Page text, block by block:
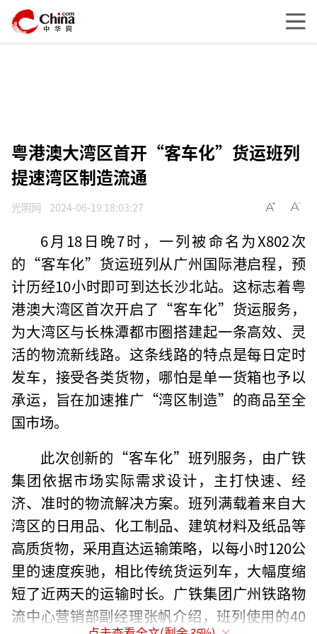
粤港澳大湾区首开“客车化”货运班列
提速湾区制造流通
光明网 2024-06-19 18:03:27
6月18日晚7时，一列被命名为X802次
的“客车化”货运班列从广州国际港启程，预
计历经10小时即可到达长沙北站。这标志着粤
港澳大湾区首次开启了“客车化”货运服务，
为大湾区与长株潭都市圈搭建起一条高效、灵
活的物流新线路。这条线路的特点是每日定时
发车，接受各类货物，哪怕是单一货箱也予以
承运，旨在加速推广“湾区制造”的商品至全
国市场。
此次创新的“客车化”班列服务，由广铁
集团依据市场实际需求设计，主打快速、经
济、准时的物流解决方案。班列满载着来自大
湾区的日用品、化工制品、建筑材料及纸品等
高质货物，采用直达运输策略，以每小时120公
里的速度疾驰，相比传统货运列车，大幅度缩
短了近两天的运输时长。广铁集团广州铁路物
流中心营销部副经理张帆介绍，班列使用的40